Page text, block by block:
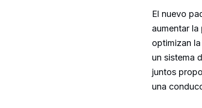
El nuevo
aumentar
optimizan
un sistema
juntos
una